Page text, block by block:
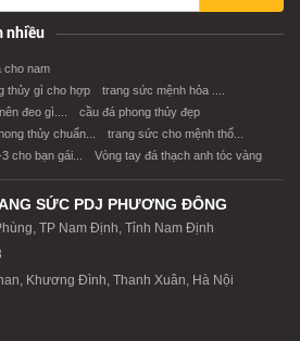
nhiều
cho nam
thủy gì cho hợp
trang sức mệnh hỏa ....
đeo gì....
cầu đá phong thủy đẹp
thủy chuẩn...
trang sức cho mệnh thổ...
cho bạn gái... Vòng tay đá thạch anh tóc vàng
SỨC PDJ PHƯƠNG ĐÔNG
TP Nam Định, Tỉnh Nam Định
Khương Đình, Thanh Xuân, Hà Nội